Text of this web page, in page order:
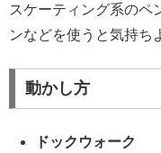
スケーティング系のペ
ンなどを使うと気持ち
動かし方
ドックウォーク